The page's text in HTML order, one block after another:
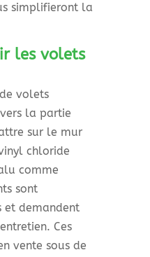
simplifieront la
les volets
volets
la partie
sur le mur
chloride
comme
sont
et demandent
Ces
vente sous de